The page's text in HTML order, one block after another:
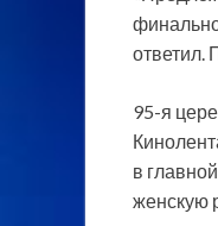
ответил.
95-я
в
женскую